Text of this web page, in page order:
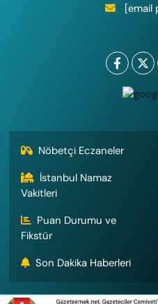
[email
Nöbetçi Eczaneler
İstanbul Namaz
Vakitleri
Puan Durumu ve
Fikstür
Son Dakika Haberleri